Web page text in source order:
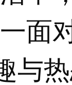
面
与